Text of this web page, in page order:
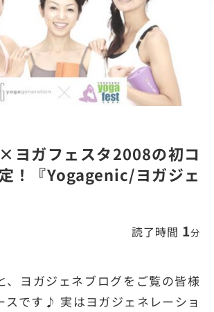
ヨガフェスタ2008の初コ
！『Yogagenic/ヨガジェ
読了時間 1分
、ヨガジェネブログをご覧の皆様
スです♪ 実はヨガジェネレーショ